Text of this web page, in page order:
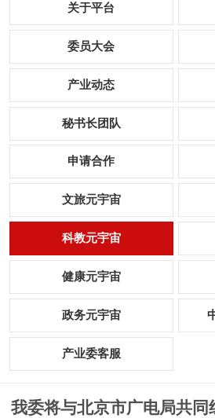
关于平台
委员大会
产业动态
秘书长团队
申请合作
文旅元宇宙
科教元宇宙
健康元宇宙
政务元宇宙
产业委客服
我委将与北京市广电局共同